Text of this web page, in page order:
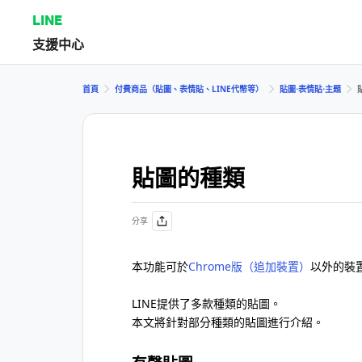
LINE
支援中心
首頁 付費商品（貼圖、表情貼、LINE代幣等） 貼圖⋅表情貼⋅主題
貼圖的種類
分享
本功能可於Chrome版（追加裝置） 以外的裝
LINE提供了多款種類的貼圖。
本文將針對部分種類的貼圖進行介紹。